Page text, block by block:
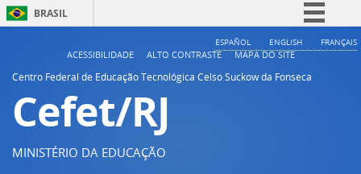
BRASIL
Simplifique!
ESPAÑOL ENGLISH FRANÇAIS
ACESSIBILIDADE ALTO CONTRASTE
MAPA DO SITE
Centro Federal de Educação Tecnológica Celso Suckow da Fonseca
Cefet/RJ
MINISTÉRIO DA EDUCAÇÃO